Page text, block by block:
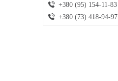
+380 (95) 154-11-83
+380 (73) 418-94-97